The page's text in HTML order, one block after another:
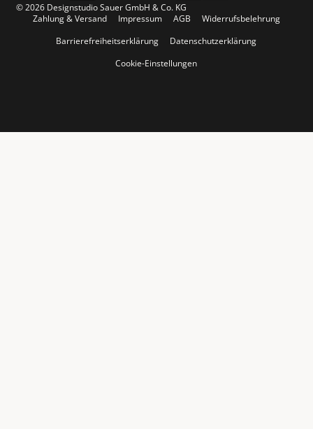
© 2026 Designstudio Sauer GmbH & Co. KG
Zahlung & Versand
Impressum AGB
Widerrufsbelehrung
Barrierefreiheitserklärung
Datenschutzerklärung
Cookie-Einstellungen